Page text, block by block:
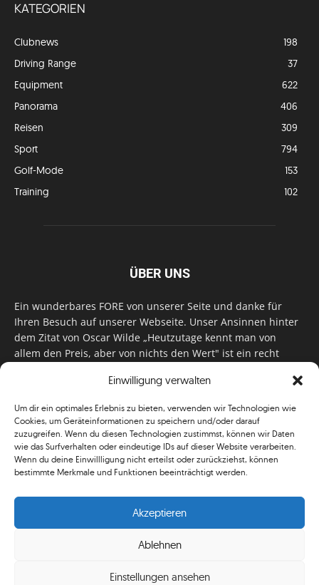
Einwilligung verwalten
Um dir ein optimales Erlebnis zu bieten, verwenden wir Technologien wie
Cookies, um Geräteinformationen zu speichern und/oder darauf
zuzugreifen. Wenn du diesen Technologien zustimmst, können wir Daten
wie das Surfverhalten oder eindeutige IDs auf dieser Website verarbeiten.
Wenn du deine Einwillligung nicht erteilst oder zurückziehst, können
bestimmte Merkmale und Funktionen beeinträchtigt werden.
Akzeptieren
Ablehnen
Einstellungen ansehen
KATEGORIEN
Clubnews
198
Driving Range
37
Equipment
622
Panorama
406
Reisen
309
Sport
794
Golf-Mode
153
Training
102
ÜBER UNS
Ein wunderbares FORE von unserer Seite und danke für
Ihren Besuch auf unserer Webseite. Unser Ansinnen hinter
dem Zitat von Oscar Wilde „Heutzutage kennt man von
allem den Preis, aber von nichts den Wert" ist ein recht
für Monat unser Bestes, um Sie mit außergewöhnlichen
zu versorgen. Im Magazin, auf unserer Website & auf
unseren Social Media Plattformen! Das verdient im
klassischen Wortsinn nicht nur Anerkennung!